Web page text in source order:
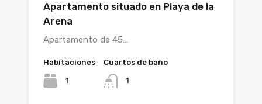
Apartamento situado en Playa de la
Arena
Apartamento de 45…
Habitaciones
1
Cuartos de baño
1